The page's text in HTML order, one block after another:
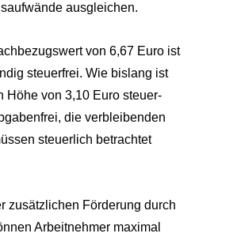
ausgleichen.
von 6,67 Euro ist
steuerfrei. Wie bislang ist
Höhe von 3,10 Euro steuer-
die verbleibenden
steuerlich betrachtet
zusätzlichen Förderung durch
Arbeitnehmer maximal